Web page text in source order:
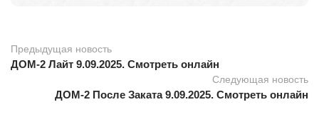
Предыдущая новость
ДОМ-2 Лайт 9.09.2025. Смотреть онлайн
Следующая новость
ДОМ-2 После Заката 9.09.2025. Смотреть онлайн